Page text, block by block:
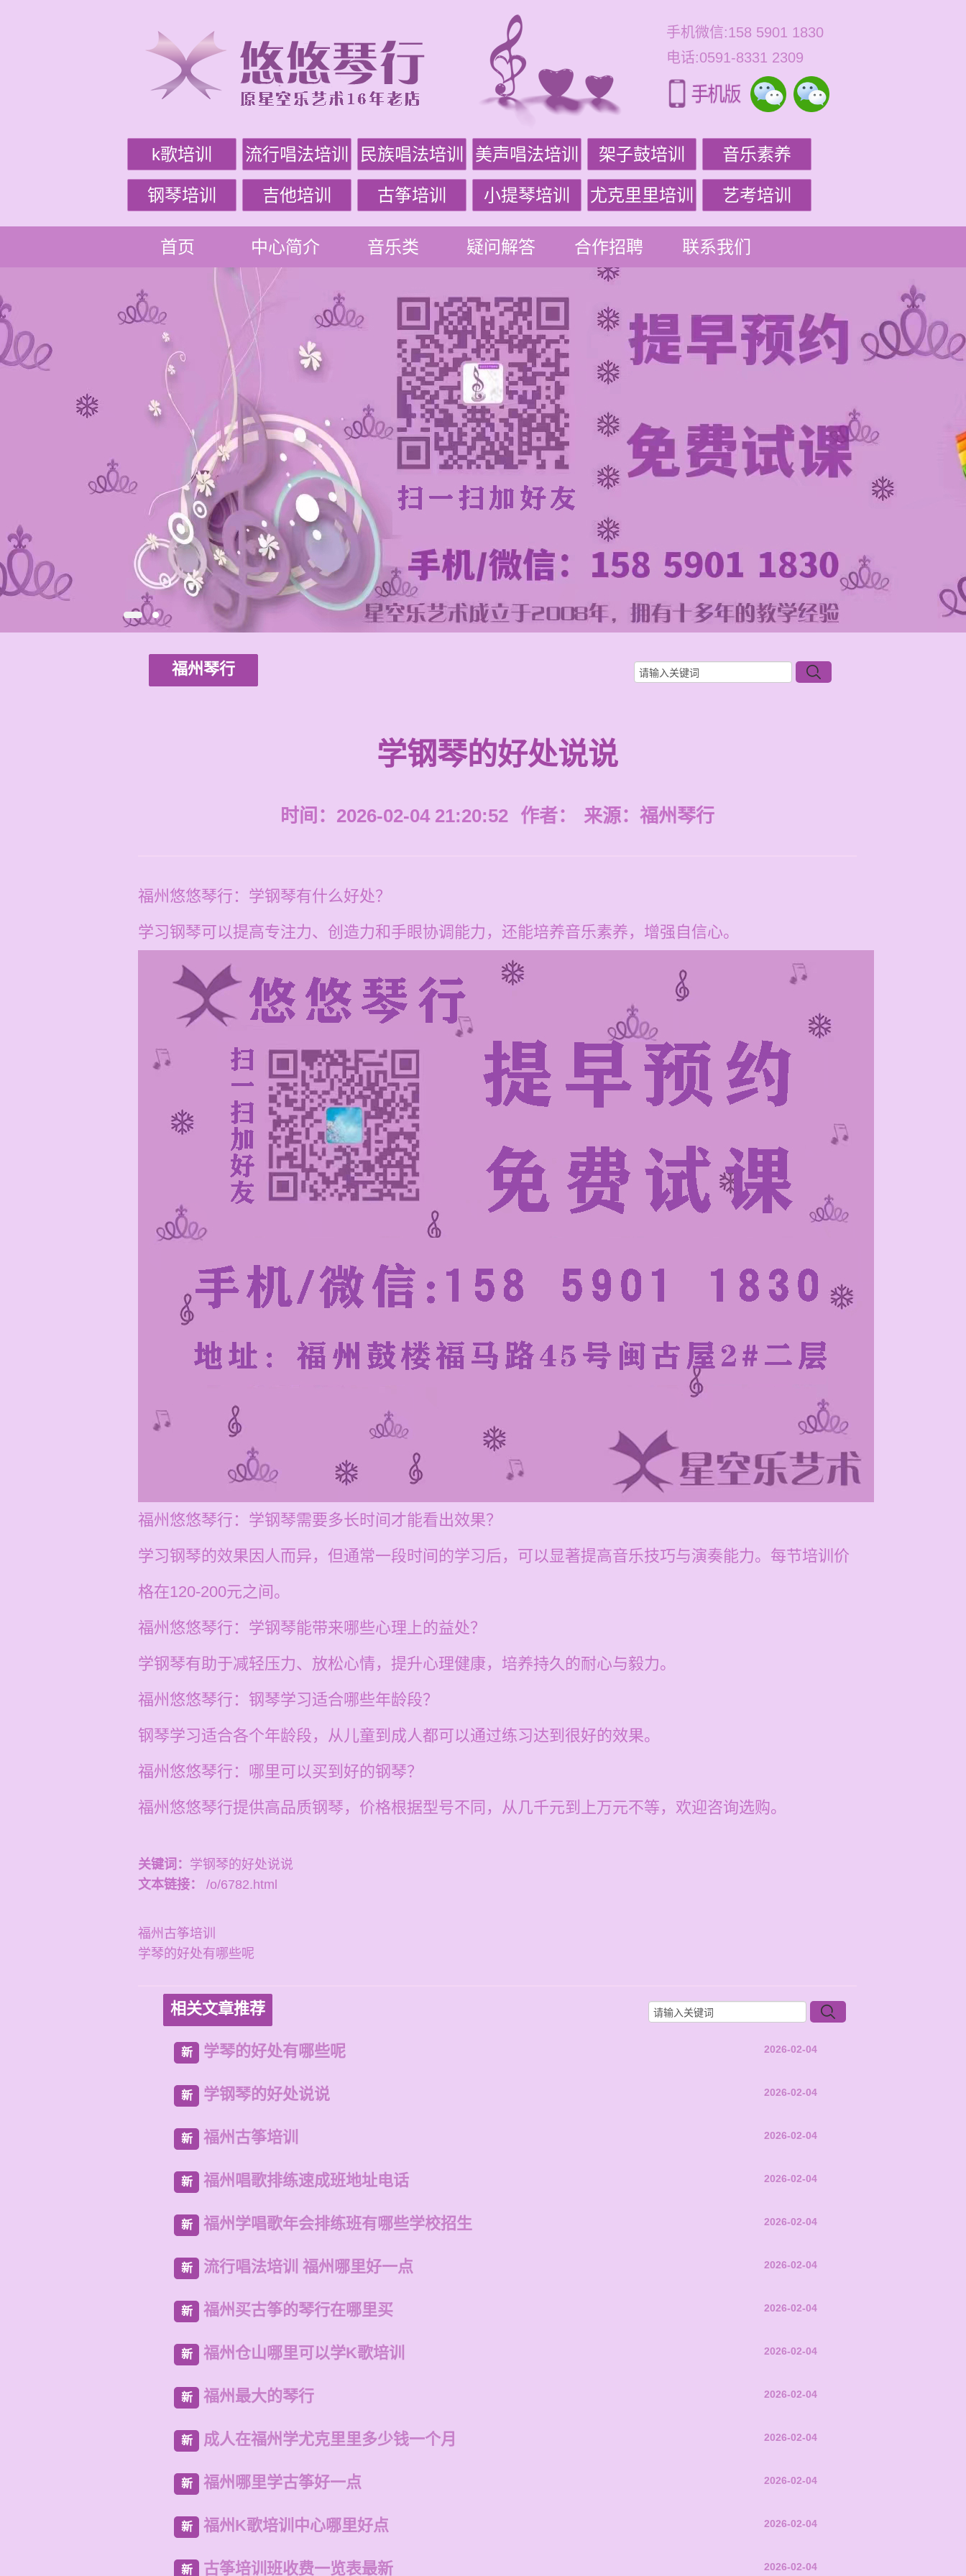
手机微信:158 5901 1830
电话:0591-8331 2309
k歌培训 流行唱法培训 民族唱法培训 美声唱法培训 架子鼓培训 音乐素养
钢琴培训 吉他培训 古筝培训 小提琴培训 尤克里里培训 艺考培训
首页 中心简介 音乐类 疑问解答 合作招聘 联系我们
福州琴行
学钢琴的好处说说
时间：2026-02-04 21:20:52 作者： 来源： 福州琴行
福州悠悠琴行：学钢琴有什么好处？
学习钢琴可以提高专注力、创造力和手眼协调能力，还能培养音乐素养，增强自信心。
福州悠悠琴行：学钢琴需要多长时间才能看出效果？
学习钢琴的效果因人而异，但通常一段时间的学习后，可以显著提高音乐技巧与演奏能力。每节培训价
格在120-200元之间。
福州悠悠琴行：学钢琴能带来哪些心理上的益处？
学钢琴有助于减轻压力、放松心情，提升心理健康，培养持久的耐心与毅力。
福州悠悠琴行：钢琴学习适合哪些年龄段？
钢琴学习适合各个年龄段，从儿童到成人都可以通过练习达到很好的效果。
福州悠悠琴行：哪里可以买到好的钢琴？
福州悠悠琴行提供高品质钢琴，价格根据型号不同，从几千元到上万元不等，欢迎咨询选购。
关键词： 学钢琴的好处说说
文本链接：
/o/6782.html
福州古筝培训
学琴的好处有哪些呢
相关文章推荐
新 学琴的好处有哪些呢 2026-02-04
新 学钢琴的好处说说 2026-02-04
新 福州古筝培训 2026-02-04
新 福州唱歌排练速成班地址电话 2026-02-04
新 福州学唱歌年会排练班有哪些学校招生 2026-02-04
新 流行唱法培训 福州哪里好一点 2026-02-04
新 福州买古筝的琴行在哪里买 2026-02-04
新 福州仓山哪里可以学K歌培训 2026-02-04
新 福州最大的琴行 2026-02-04
新 成人在福州学尤克里里多少钱一个月 2026-02-04
新 福州哪里学古筝好一点 2026-02-04
新 福州K歌培训中心哪里好点 2026-02-04
新 古筝培训班收费一览表最新 2026-02-04